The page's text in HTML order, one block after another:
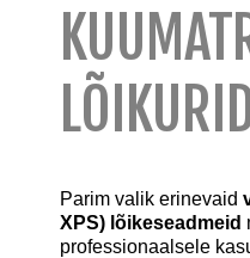
Parim valik erinevaid
XPS) lõikeseadmeid
professionaalsele